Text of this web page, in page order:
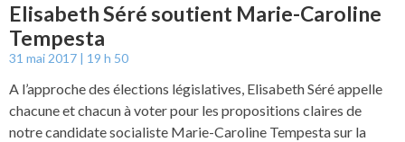
Elisabeth Séré soutient Marie-Caroline
Tempesta
31 mai 2017 19 h 50
A l’approche des élections législatives, Elisabeth Séré appelle
chacune et chacun à voter pour les propositions claires de
notre candidate socialiste Marie-Caroline Tempesta sur la